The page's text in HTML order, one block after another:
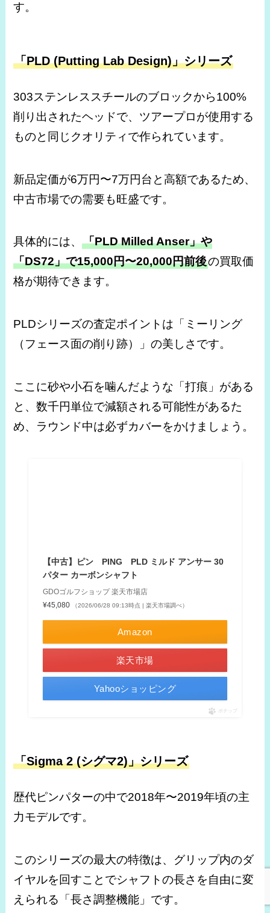
す。
「PLD (Putting Lab Design)」シリーズ
303ステンレススチールのブロックから100%
削り出されたヘッドで、ツアープロが使用する
ものと同じクオリティで作られています。
新品定価が6万円〜7万円台と高額であるため、
中古市場での需要も旺盛です。
具体的には、「PLD Milled Anser」や
「DS72」で15,000円〜20,000円前後の買取価
格が期待できます。
PLDシリーズの査定ポイントは「ミーリング
（フェース面の削り跡）」の美しさです。
ここに砂や小石を噛んだような「打痕」がある
と、数千円単位で減額される可能性があるた
め、ラウンド中は必ずカバーをかけましょう。
【中古】ピン PING PLD ミルド アンサー 30
パター カーボンシャフト
GDOゴルフショップ 楽天市場店
¥45,080
（2026/06/28 09:13時点 | 楽天市場調べ）
Amazon
楽天市場
Yahooショッピング
ポチップ
「Sigma 2 (シグマ2)」シリーズ
歴代ピンパターの中で2018年〜2019年頃の主
力モデルです。
このシリーズの最大の特徴は、グリップ内のダ
イヤルを回すことでシャフトの長さを自由に変
えられる「長さ調整機能」です。